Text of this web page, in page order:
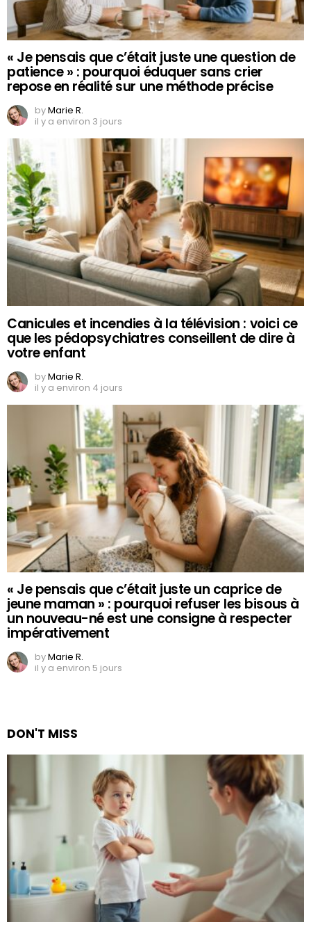
« Je pensais que c’était juste une question de
patience » : pourquoi éduquer sans crier
repose en réalité sur une méthode précise
byMarie R.
il y a environ 3 jours
Canicules et incendies à la télévision : voici ce
que les pédopsychiatres conseillent de dire à
votre enfant
byMarie R.
il y a environ 4 jours
« Je pensais que c’était juste un caprice de
jeune maman » : pourquoi refuser les bisous à
un nouveau-né est une consigne à respecter
impérativement
byMarie R.
il y a environ 5 jours
DON'T MISS